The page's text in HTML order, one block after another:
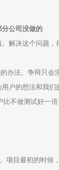
公司没做的
解决这个问题，
办法。争辩只
户的想法和我们
不做测试好一
项目最初的时